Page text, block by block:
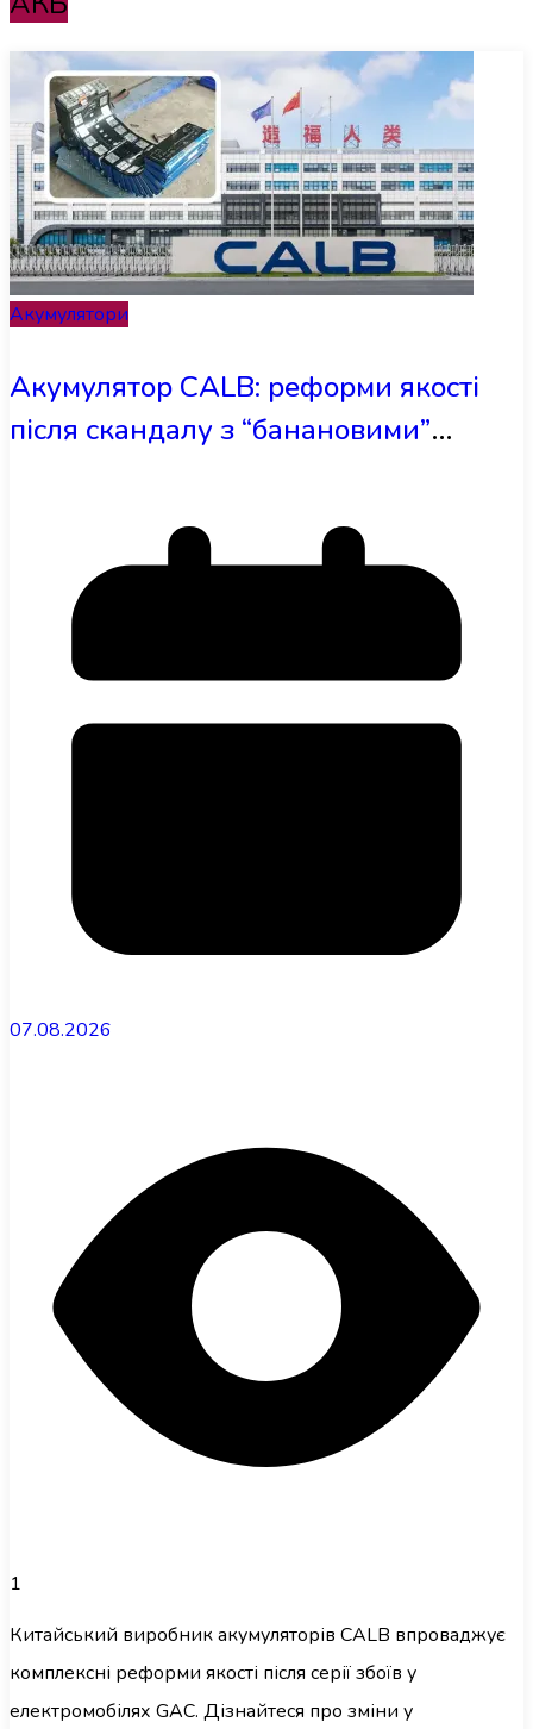
Акумулятори
Акумулятор CALB: реформи якості
після скандалу з “банановими”
07.08.2026
1
Китайський виробник акумуляторів CALB впроваджує
комплексні реформи якості після серії збоїв у
електромобілях GAC. Дізнайтеся про зміни у